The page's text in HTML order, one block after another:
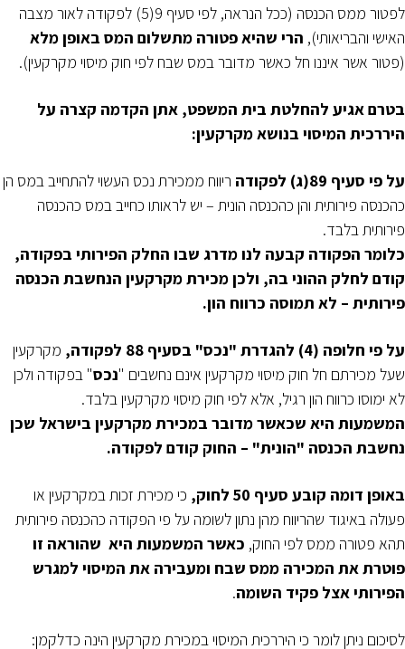
לפטור ממס הכנסה (ככל הנראה, לפי סעיף 9(5) לפקודה לאור מצבה
האישי והבריאותי), הרי שהיא פטורה מתשלום המס באופן מלא
(פטור אשר איננו חל כאשר מדובר במס שבח לפי חוק מיסוי מקרקעין).
בטרם אגיע להחלטת בית המשפט, אתן הקדמה קצרה על
היררכית המיסוי בנושא מקרקעין:
על פי סעיף 89(ג) לפקודה
ריווח ממכירת נכס העשוי להתחייב במס הן
כהכנסה פירותית והן כהכנסה הונית – יש לראותו כחייב במס כהכנסה
פירותית בלבד.
כלומר הפקודה קבעה לנו מדרג שבו החלק הפירותי בפקודה,
קודם לחלק ההוני בה, ולכן מכירת מקרקעין הנחשבת הכנסה
פירותית – לא תמוסה כרווח הון.
על פי חלופה (4) להגדרת "נכס" בסעיף 88 לפקודה,
מקרקעין
שעל מכירתם חל חוק מיסוי מקרקעין אינם נחשבים "נכס" בפקודה ולכן
לא ימוסו כרווח הון רגיל, אלא לפי חוק מיסוי מקרקעין בלבד.
המשמעות היא שכאשר מדובר במכירת מקרקעין בישראל שכן
נחשבת הכנסה "הונית" – החוק קודם לפקודה.
באופן דומה קובע סעיף 50 לחוק,
כי מכירת זכות במקרקעין או
פעולה באיגוד שהריווח מהן נתון לשומה על פי הפקודה כהכנסה פירותית
תהא פטורה ממס לפי החוק, כאשר המשמעות היא שהוראה זו
פוטרת את המכירה ממס שבח ומעבירה את המיסוי למגרש
הפירותי אצל פקיד השומה.
לסיכום ניתן לומר כי היררכית המיסוי במכירת מקרקעין הינה כדלקמן: